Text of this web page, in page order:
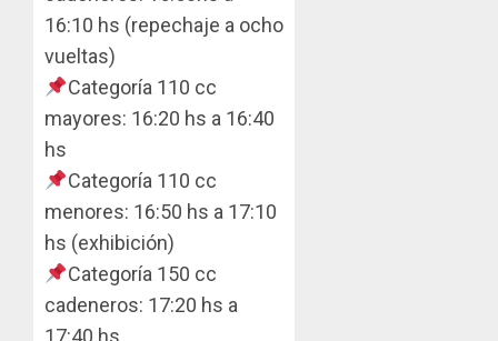
16:10 hs (repechaje a ocho
vueltas)
Categoría 110 cc
mayores: 16:20 hs a 16:40
hs
Categoría 110 cc
menores: 16:50 hs a 17:10
hs (exhibición)
Categoría 150 cc
cadeneros: 17:20 hs a